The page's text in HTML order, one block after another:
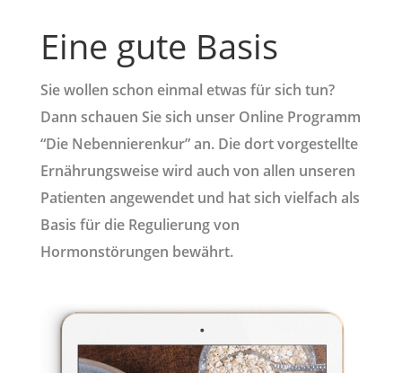
Eine gute Basis
Sie wollen schon einmal etwas für sich tun?
Dann schauen Sie sich unser Online Programm
“Die Nebennierenkur” an. Die dort vorgestellte
Ernährungsweise wird auch von allen unseren
Patienten angewendet und hat sich vielfach als
Basis für die Regulierung von
Hormonstörungen bewährt.